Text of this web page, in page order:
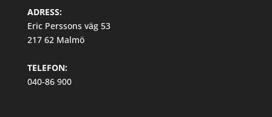
ADRESS:
Eric Perssons väg 53
217 62 Malmö
TELEFON:
040-86 900